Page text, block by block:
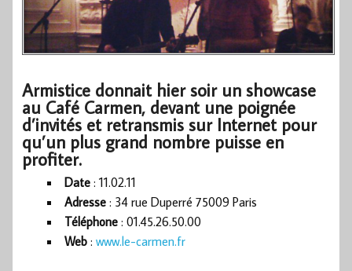
Armistice donnait hier soir un showcase
au Café Carmen, devant une poignée
d’invités et retransmis sur Internet pour
qu’un plus grand nombre puisse en
profiter.
Date : 11.02.11
Adresse : 34 rue Duperré 75009 Paris
Téléphone : 01.45.26.50.00
Web : www.le-carmen.fr